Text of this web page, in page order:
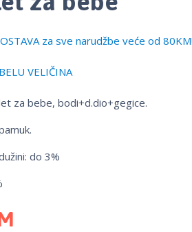
za sve narudžbe veće od 80KM!
VELIČINA
za bebe, bodi+d.dio+gegice.
do 3%